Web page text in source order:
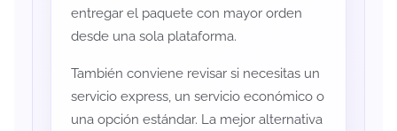
entregar el paquete con mayor orden
desde una sola plataforma.
También conviene revisar si necesitas un
servicio express, un servicio económico o
una opción estándar. La mejor alternativa